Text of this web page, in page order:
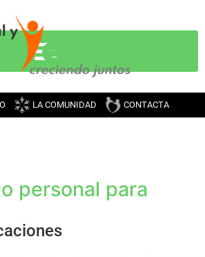
LA COMUNIDAD CONTACTA
personal para